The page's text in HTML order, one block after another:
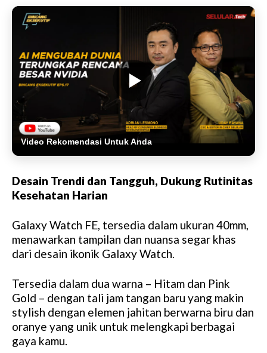
Video Rekomendasi Untuk Anda
Desain Trendi dan Tangguh, Dukung Rutinitas
Kesehatan Harian
Galaxy Watch FE, tersedia dalam ukuran 40mm,
menawarkan tampilan dan nuansa segar khas
dari desain ikonik Galaxy Watch.
Tersedia dalam dua warna – Hitam dan Pink
Gold – dengan tali jam tangan baru yang makin
stylish dengan elemen jahitan berwarna biru dan
oranye yang unik untuk melengkapi berbagai
gaya kamu.